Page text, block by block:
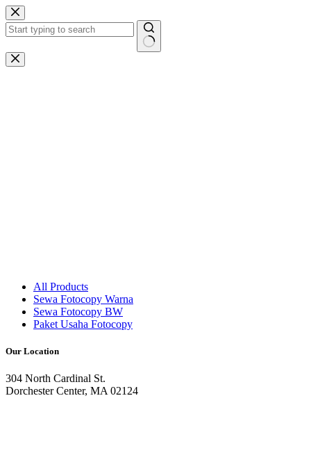
Skip
to
content
No
results
All Products
Sewa Fotocopy Warna
Sewa Fotocopy BW
Paket Usaha Fotocopy
Our Location
304 North Cardinal St.
Dorchester Center, MA 02124